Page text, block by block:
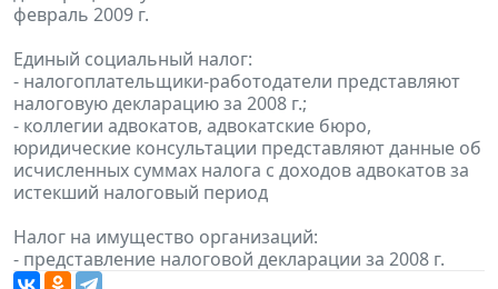
февраль 2009 г.
Единый социальный налог:
- налогоплательщики-работодатели представляют
налоговую декларацию за 2008 г.;
- коллегии адвокатов, адвокатские бюро,
юридические консультации представляют данные об
исчисленных суммах налога с доходов адвокатов за
истекший налоговый период
Налог на имущество организаций:
- представление налоговой декларации за 2008 г.